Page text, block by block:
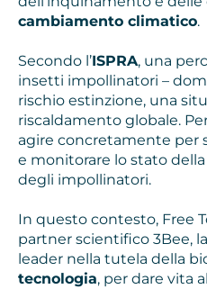
cambiamento climatico.
Secondo l’ISPRA, una
insetti impollinatori –
rischio estinzione, una
riscaldamento globale.
agire concretamente per
e monitorare lo stato
degli impollinatori.
In questo contesto, Free
partner scientifico 3Bee,
leader nella tutela della
tecnologia, per dare vita